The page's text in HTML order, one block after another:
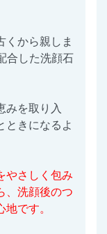
くから親しま
合した洗顔石
みを取り入
ときになるよ
やさしく包み
、洗顔後のつ
です。